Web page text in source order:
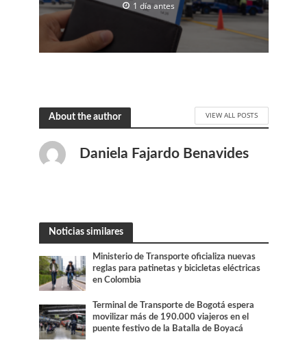
1 día antes
About the author VIEW ALL POSTS
Daniela Fajardo Benavides
Noticias similares
Ministerio de Transporte oficializa nuevas
reglas para patinetas y bicicletas eléctricas
en Colombia
Terminal de Transporte de Bogotá espera
movilizar más de 190.000 viajeros en el
puente festivo de la Batalla de Boyacá